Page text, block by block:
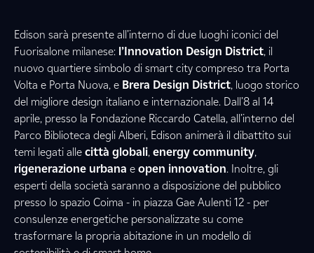
Edison sarà presente all’interno di due luoghi iconici del
Fuorisalone milanese: l’Innovation Design District, il
nuovo quartiere simbolo di smart city compreso tra Porta
Volta e Porta Nuova, e Brera Design District, luogo storico
del migliore design italiano e internazionale. Dall’8 al 14
aprile, presso la Fondazione Riccardo Catella, all’interno del
Parco Biblioteca degli Alberi, Edison animerà il dibattito sui
temi legati alle città globali, energy community,
rigenerazione urbana e open innovation. Inoltre, gli
esperti della società saranno a disposizione del pubblico
presso lo spazio Coima - in piazza Gae Aulenti 12 - per
consulenze energetiche personalizzate su come
trasformare la propria abitazione in un modello di